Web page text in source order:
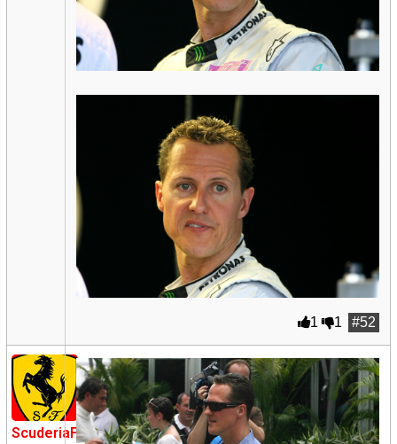
#52
1 1
ScuderiaFangio